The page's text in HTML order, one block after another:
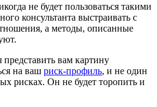
не будет пользоваться такими
консультанта выстраивать с
а методы, описанные
вам картину
на ваш риск-профиль, и не один
рисках. Он не будет торопить и